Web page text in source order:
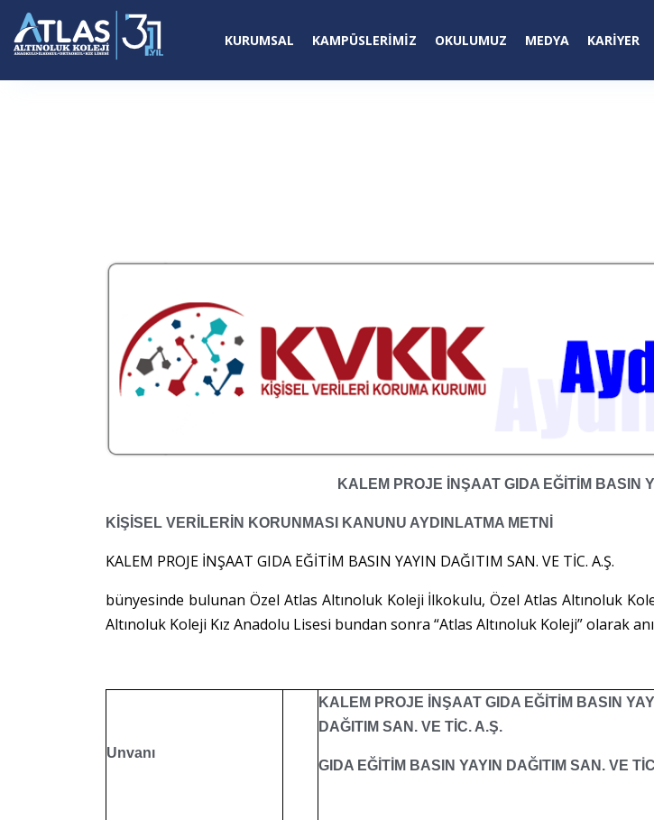
KURUMSAL KAMPÜSLERIMIZ OKULUMUZ MEDYA KARİYER
KALEM PROJE İNŞAAT GIDA EĞİTİM BASIN
KİŞİSEL VERİLERİN KORUNMASI KANUNU AYDINLATMA METNİ
KALEM PROJE İNŞAAT GIDA EĞİTİM BASIN YAYIN DAĞITIM SAN. VE TİC. A.Ş.
bünyesinde bulunan Özel Atlas Altınoluk Koleji İlkokulu, Özel Atlas Altınoluk
Altınoluk Koleji Kız Anadolu Lisesi bundan sonra “Atlas Altınoluk Koleji” olarak
Unvanı
KALEM PROJE İNŞAAT GIDA EĞİTİM BASIN
DAĞITIM SAN. VE TİC. A.Ş.
GIDA EĞİTİM BASIN YAYIN DAĞITIM SAN. VE